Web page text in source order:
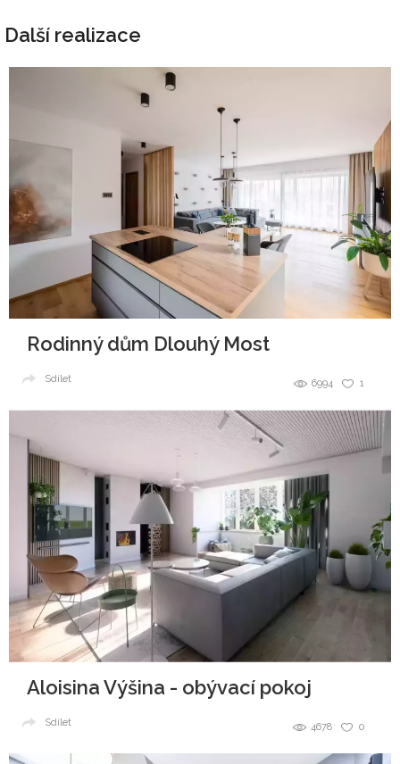
Další realizace
Rodinný dům Dlouhý Most
1
6994
Sdílet
Aloisina Výšina - obývací pokoj
0
4678
Sdílet